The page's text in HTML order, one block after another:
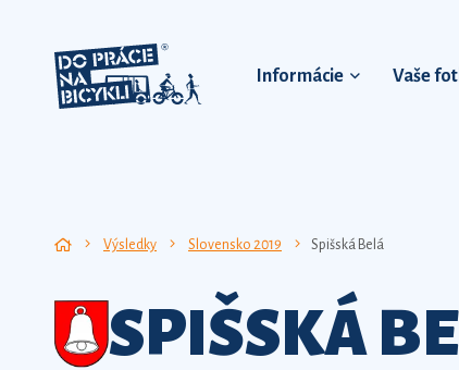
Informácie Vaše
Výsledky Slovensko 2019 Spišská Belá
SPIŠSKÁ